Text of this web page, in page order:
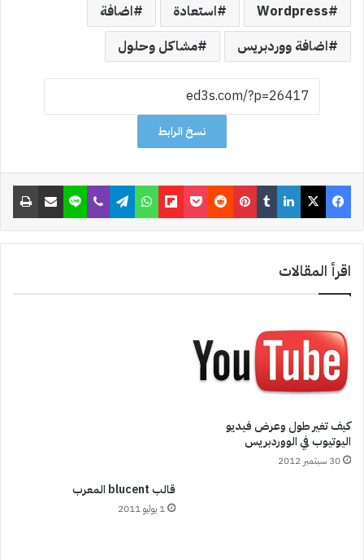
a
p
Wordpress استعادة
اضافة
اضافة ووردبريس
مشاكل وحلول
نسخ الرابط
فيسبوك ‫X لينكدإن ‏Tumblr بينتيريست ‏Reddit
‫Pocket
Flipboard واتساب تيلقرام ڤايبر لاين مشاركة عبر البريد
اقرأ المقالات
كيف تغير طول وعرض فيديو
اليوتيوب في الووردبريس
30 سبتمبر 2012
قالب blucent المعرب
1 يوليو 2011